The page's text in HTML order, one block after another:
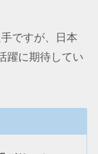
ですが、日本
躍に期待してい